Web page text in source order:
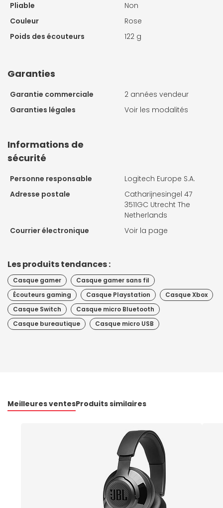
Pliable
Non
Couleur
Rose
Poids des écouteurs
122 g
Garanties
Garantie commerciale
2 années vendeur
Garanties légales
Voir les modalités
Informations de
sécurité
Personne responsable
Logitech Europe S.A.
Adresse postale
Catharijnesingel 47
3511GC Utrecht The
Netherlands
Courrier électronique
Voir la page
Les produits tendances :
Casque gamer
Casque gamer sans fil
Écouteurs gaming
Casque Playstation
Casque Xbox
Casque Switch
Casque micro Bluetooth
Casque bureautique
Casque micro USB
Meilleures ventesProduits similaires